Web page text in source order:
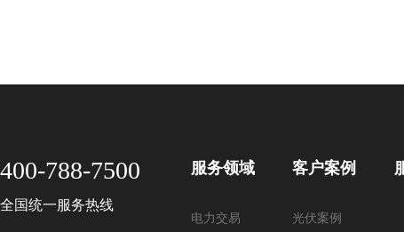
400-788-7500
全国统一服务热线
服务领域
电力交易
客户案例
光伏案例